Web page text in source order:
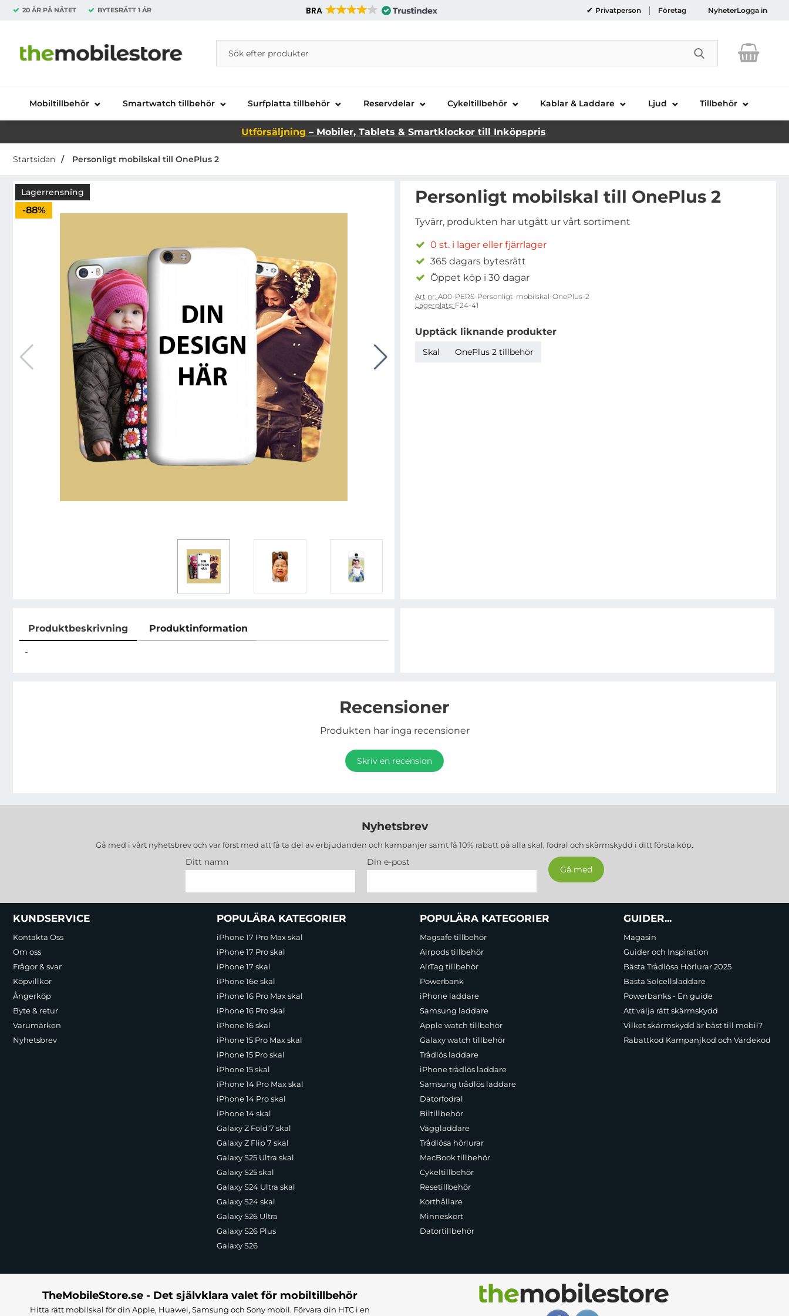
20 ÅR PÅ NÄTET BYTESRÄTT 1 ÅR BRA Privatperson Företag NyheterLogga in
Startsidan för Danira Telecom AB
Sök
Sök på Danira Telecom AB
Genomför
Mobiltillbehör Smartwatch tillbehör Surfplatta tillbehör Reservdelar Cykeltillbehör Kablar & Laddare Ljud Tillbehör
Utförsäljning – Mobiler, Tablets & Smartklockor till Inköpspris
Startsidan Personligt mobilskal till OnePlus 2
Lagerrensning
Priset är nedsatt med
-88%
Personligt mobilskal till OnePlus 2
Tyvärr, produkten har utgått ur vårt sortiment
0 st. i lager eller fjärrlager
365 dagars bytesrätt
Öppet köp i 30 dagar
Art nr: A00-PERS-Personligt-mobilskal-OnePlus-2
Lagerplats: F24-41
Upptäck liknande produkter
Skal OnePlus 2 tillbehör
Produktbeskrivning Produktinformation
Produktbeskrivning
-
Recensioner
Produkten har inga recensioner
Skriv en recension
Nyhetsbrev
Gå med i vårt nyhetsbrev och var först med att få ta del av erbjudanden och kampanjer samt få 10% rabatt på alla skal, fodral och skärmskydd i ditt första köp.
Ditt namn Din e-post
Sidfot Blandad info och länkar
KUNDSERVICE
Kontakta Oss
Om oss
Frågor & svar
Köpvillkor
Ångerköp
Byte & retur
Varumärken
Nyhetsbrev
POPULÄRA KATEGORIER
iPhone 17 Pro Max skal
iPhone 17 Pro skal
iPhone 17 skal
iPhone 16e skal
iPhone 16 Pro Max skal
iPhone 16 Pro skal
iPhone 16 skal
iPhone 15 Pro Max skal
iPhone 15 Pro skal
iPhone 15 skal
iPhone 14 Pro Max skal
iPhone 14 Pro skal
iPhone 14 skal
Galaxy Z Fold 7 skal
Galaxy Z Flip 7 skal
Galaxy S25 Ultra skal
Galaxy S25 skal
Galaxy S24 Ultra skal
Galaxy S24 skal
Galaxy S26 Ultra
Galaxy S26 Plus
Galaxy S26
POPULÄRA KATEGORIER
Magsafe tillbehör
Airpods tillbehör
AirTag tillbehör
Powerbank
iPhone laddare
Samsung laddare
Apple watch tillbehör
Galaxy watch tillbehör
Trådlös laddare
iPhone trådlös laddare
Samsung trådlös laddare
Datorfodral
Biltillbehör
Väggladdare
Trådlösa hörlurar
MacBook tillbehör
Cykeltillbehör
Resetillbehör
Korthållare
Minneskort
Datortillbehör
GUIDER...
Magasin
Guider och Inspiration
Bästa Trådlösa Hörlurar 2025
Bästa Solcellsladdare
Powerbanks - En guide
Att välja rätt skärmskydd
Vilket skärmskydd är bäst till mobil?
Rabattkod Kampanjkod och Värdekod
TheMobileStore.se - Det självklara valet för mobiltillbehör
Hitta rätt mobilskal för din Apple, Huawei, Samsung och Sony mobil. Förvara din HTC i en